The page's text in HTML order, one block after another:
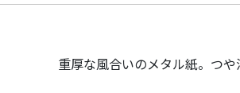
重厚な風合いのメタル紙。つや